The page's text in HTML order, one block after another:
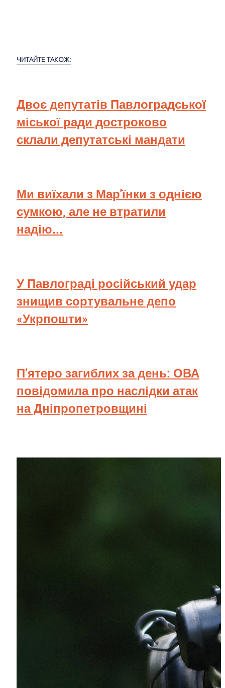
ЧИТАЙТЕ ТАКОЖ:
Двоє депутатів Павлоградської
міської ради достроково
склали депутатські мандати
Ми виїхали з Мар'їнки з однією
сумкою, але не втратили
надію...
У Павлограді російський удар
знищив сортувальне депо
«Укрпошти»
П’ятеро загиблих за день: ОВА
повідомила про наслідки атак
на Дніпропетровщині